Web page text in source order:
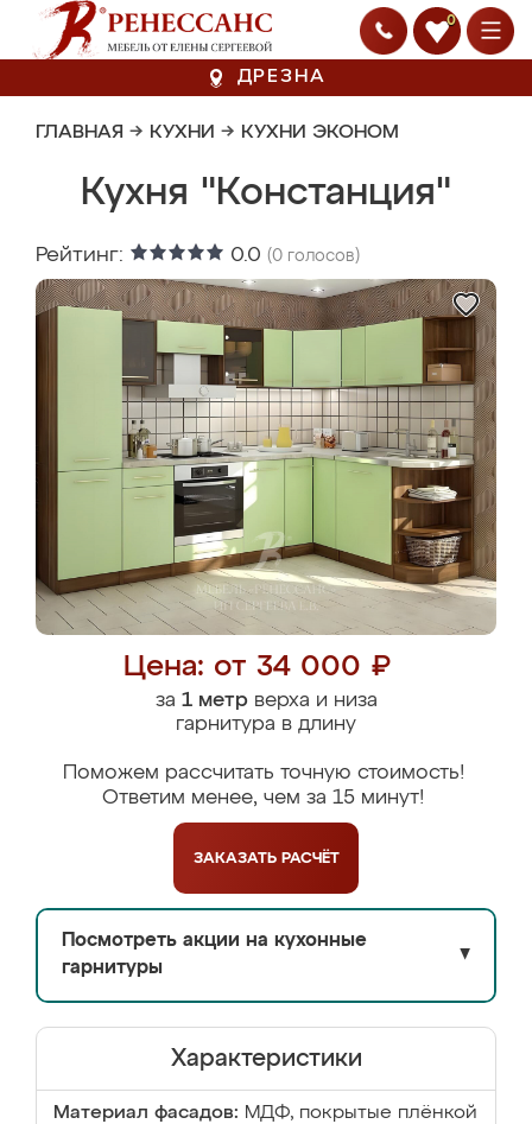
0
ДРЕЗНА
ГЛАВНАЯ → КУХНИ → КУХНИ ЭКОНОМ
Кухня "Констанция"
Рейтинг: 0.0 (0 голосов)
Цена: от 34 000 ₽
за 1 метрверха и низа
гарнитура в длину
Поможем рассчитать точную стоимость!
Ответим менее, чем за 15 минут!
ЗАКАЗАТЬ РАСЧЁТ
Посмотреть акции на кухонные
гарнитуры
▼
Характеристики
Материал фасадов: МДФ, покрытые плёнкой